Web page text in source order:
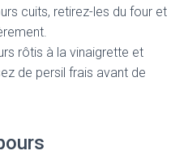
cuits, retirez-les du four et
rôtis à la vinaigrette et
de persil frais avant de